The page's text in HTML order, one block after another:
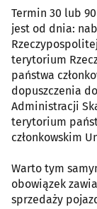
Termin 30 lub
jest od dnia:
terytorium
państwa
dopuszczenia
Administracji
terytorium
członkowskim
Warto tym
obowiązek
sprzedaży